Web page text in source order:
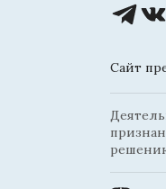
Сайт